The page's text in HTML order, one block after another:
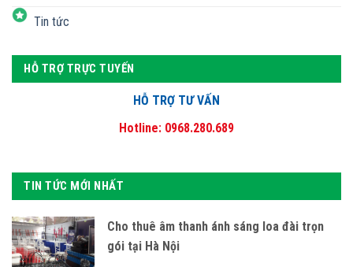
Tin tức
HỖ TRỢ TRỰC TUYẾN
HỖ TRỢ TƯ VẤN
Hotline: 0968.280.689
TIN TỨC MỚI NHẤT
Cho thuê âm thanh ánh sáng loa đài trọn
gói tại Hà Nội